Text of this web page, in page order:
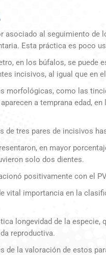
asociado al seguimiento de
Esta práctica es poco
en los búfalos, se puede
incisivos, al igual que en
morfológicas, como las
a temprana edad,
de tres pares de incisivos
en mayor
solo dos dientes.
positivamente con el
vital importancia en la
longevidad de la especie,
reproductiva.
de la valoración de estos